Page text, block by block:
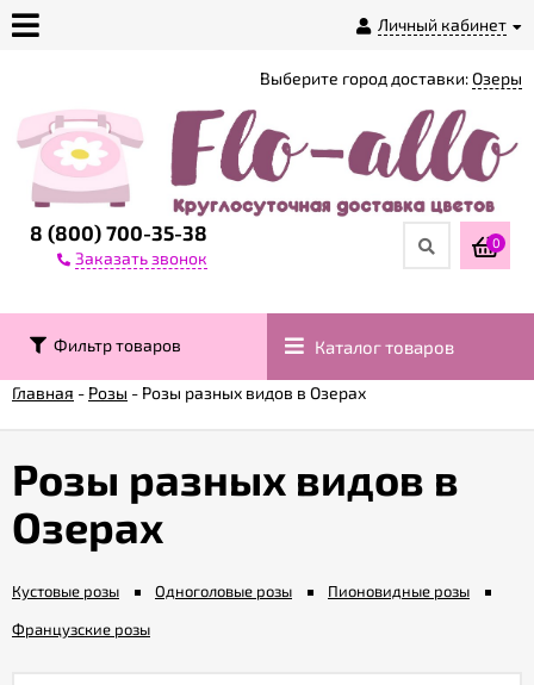
Личный кабинет
магазине
Доставка
Контакты
Гарантии
Акции
8 (800) 700-35-38
Заказать звонок
Выберите город доставки:Озеры
0
Фильтр товаров Каталог товаров
Главная - Розы - Розы разных видов в Озерах
Розы разных видов в
Озерах
Кустовые розы Одноголовые розы
Пионовидные розы
Французские розы